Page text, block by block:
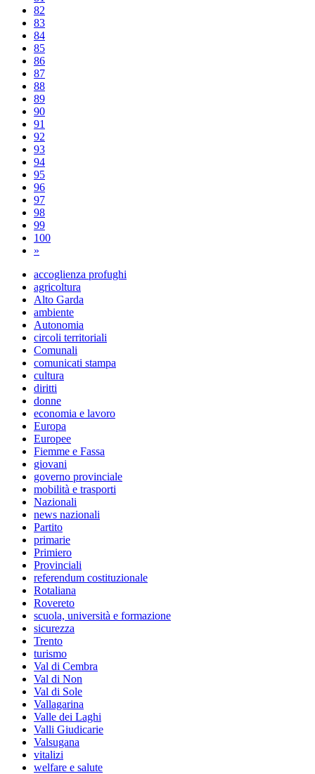
82
83
84
85
86
87
88
89
90
91
92
93
94
95
96
97
98
99
100
»
accoglienza profughi
agricoltura
Alto Garda
ambiente
Autonomia
circoli territoriali
Comunali
comunicati stampa
cultura
diritti
donne
economia e lavoro
Europa
Europee
Fiemme e Fassa
giovani
governo provinciale
mobilità e trasporti
Nazionali
news nazionali
Partito
primarie
Primiero
Provinciali
referendum costituzionale
Rotaliana
Rovereto
scuola, università e formazione
sicurezza
Trento
turismo
Val di Cembra
Val di Non
Val di Sole
Vallagarina
Valle dei Laghi
Valli Giudicarie
Valsugana
vitalizi
welfare e salute